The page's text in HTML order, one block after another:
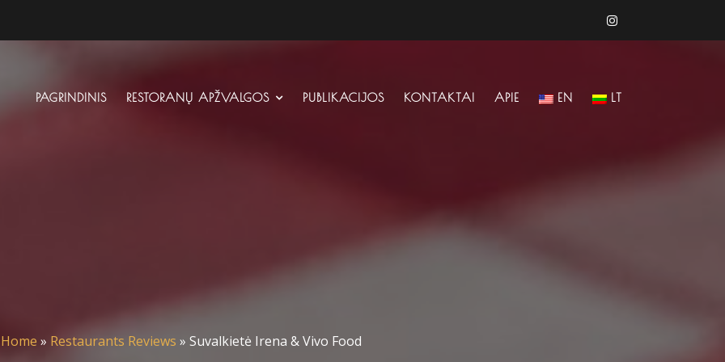
PAGRINDINIS RESTORANŲ APŽVALGOS PUBLIKACIJOS KONTAKTAI APIE EN LT
Home » Restaurants Reviews » Suvalkietė Irena & Vivo Food